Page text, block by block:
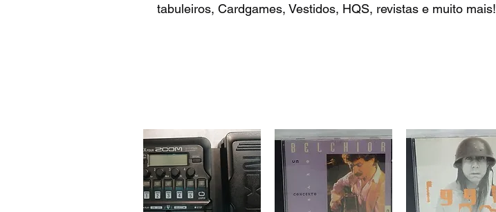
tabuleiros, Cardgames, Vestidos, HQS, revistas e muito mais!